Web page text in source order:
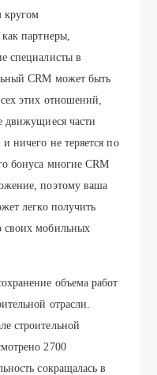
кругом
партнеры,
специалисты в
CRM может быть
этих отношений,
движущиеся части
ничего не теряется по
бонуса многие CRM
поэтому ваша
легко получить
своих мобильных
объема работ
отрасли.
строительной
2700
сокращалась в